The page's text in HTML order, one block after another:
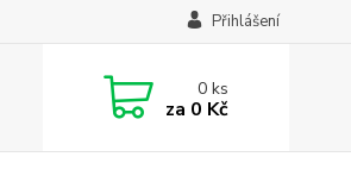
Přihlášení
0ks
za 0 Kč